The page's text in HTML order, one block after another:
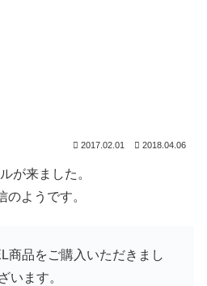
2017.02.01 2018.04.06
が来ました。
ようです。
商品をご購入いただきまし
います。